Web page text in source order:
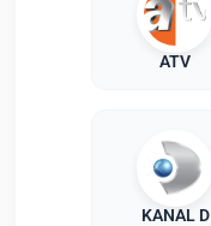
ATV
KANAL D